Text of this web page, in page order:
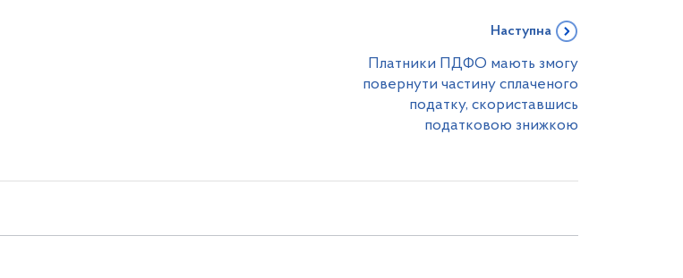
Наступна
Платники ПДФО мають змогу
повернути частину сплаченого
податку, скориставшись
податковою знижкою